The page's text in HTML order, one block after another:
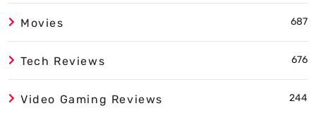
Movies 687
Tech Reviews 676
Video Gaming Reviews 244